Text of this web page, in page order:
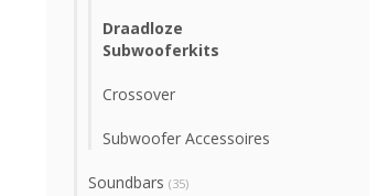
Draadloze
Subwooferkits
Crossover
Subwoofer Accessoires
Soundbars (35)